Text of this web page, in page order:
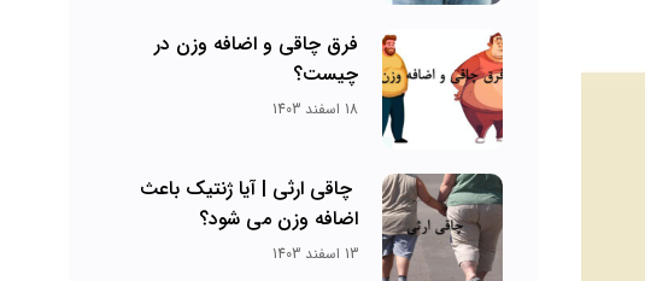
فرق چاقی و اضافه وزن در
چیست؟
18 اسفند 1403
چاقی ارثی | آیا ژنتیک باعث
اضافه وزن می شود؟
13 اسفند 1403